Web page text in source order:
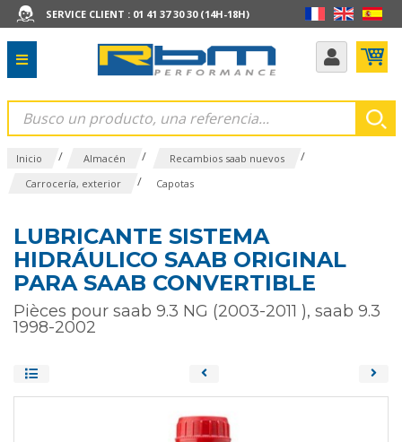
SERVICE CLIENT : 01 41 37 30 30 (14H-18H)
Inicio / Almacén / Recambios saab nuevos /
Carrocería, exterior / Capotas
LUBRICANTE SISTEMA
HIDRÁULICO SAAB ORIGINAL
PARA SAAB CONVERTIBLE
Pièces pour saab 9.3 NG (2003-2011 ), saab 9.3
1998-2002